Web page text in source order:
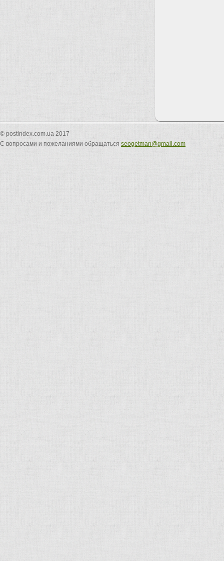
© postindex.com.ua 2017
С вопросами и пожеланиями обращаться seogetman@gmail.com